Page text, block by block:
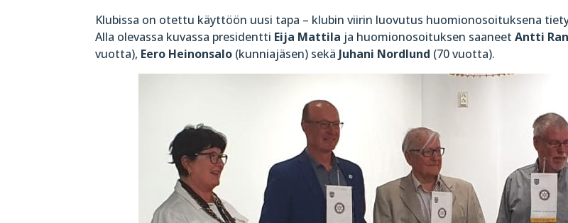
Klubissa on otettu käyttöön uusi tapa – klubin viirin luovutus huomionosoituksena
Alla olevassa kuvassa presidentti Eija Mattila ja huomionosoituksen saaneetAntti
vuotta), Eero Heinonsalo (kunniajäsen) sekä Juhani Nordlund (70 vuotta).